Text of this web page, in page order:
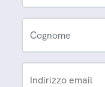
Cognome
Indirizzo email